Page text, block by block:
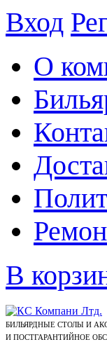
Вход
О
В
БИЛЬЯРДНЫЕ СТОЛЫ И
И ПОСТГАРАНТИЙНОЕ